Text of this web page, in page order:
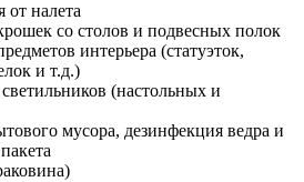
от налета
со столов и подвесных полок
интерьера (статуэток,
и т.д.)
(настольных и
мусора, дезинфекция ведра и